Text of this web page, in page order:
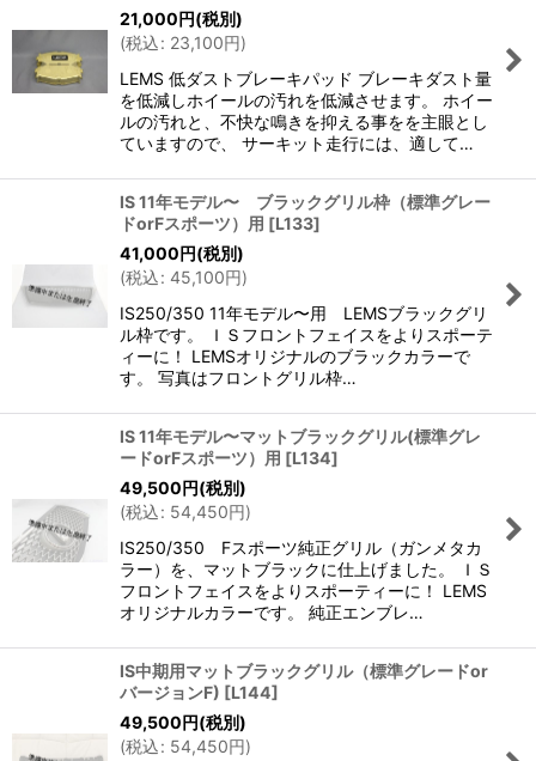
21,000円(税別)
(税込: 23,100円)
LEMS 低ダストブレーキパッド ブレーキダスト量
を低減しホイールの汚れを低減させます。 ホイー
ルの汚れと、不快な鳴きを抑える事をを主眼とし
ていますので、 サーキット走行には、適して…
IS 11年モデル〜 ブラックグリル枠（標準グレー
ドorFスポーツ）用 [L133]
41,000円(税別)
(税込: 45,100円)
IS250/350 11年モデル〜用 LEMSブラックグリ
ル枠です。 ＩＳフロントフェイスをよりスポーテ
ィーに！ LEMSオリジナルのブラックカラーで
す。 写真はフロントグリル枠…
IS 11年モデル〜マットブラックグリル(標準グレ
ードorFスポーツ）用 [L134]
49,500円(税別)
(税込: 54,450円)
IS250/350 Fスポーツ純正グリル（ガンメタカ
ラー）を、マットブラックに仕上げました。 ＩＳ
フロントフェイスをよりスポーティーに！ LEMS
オリジナルカラーです。 純正エンブレ…
IS中期用マットブラックグリル（標準グレードor
バージョンF) [L144]
49,500円(税別)
(税込: 54,450円)